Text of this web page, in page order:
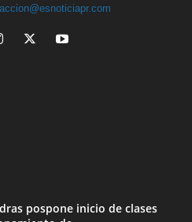
pospone inicio de clases